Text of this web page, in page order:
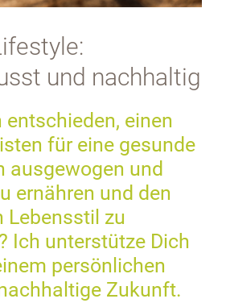
und nachhaltig
entschieden, einen
für eine gesunde
ausgewogen und
ernähren und den
Lebensstil zu
Ich unterstütze Dich
persönlichen
Zukunft.